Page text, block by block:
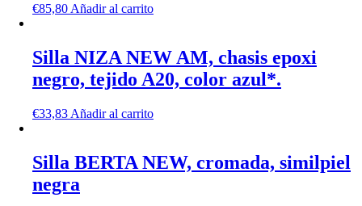
€85,80 Añadir al carrito
Silla NIZA NEW AM, chasis epoxi
negro, tejido A20, color azul*.
€33,83 Añadir al carrito
Silla BERTA NEW, cromada, similpiel
negra